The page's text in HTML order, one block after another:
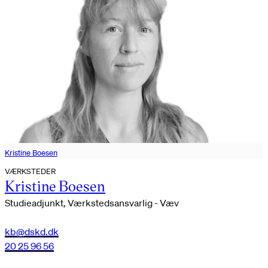
Kristine Boesen
VÆRKSTEDER
Kristine Boesen
Studieadjunkt, Værkstedsansvarlig - Væv
kb@dskd.dk
20 25 96 56